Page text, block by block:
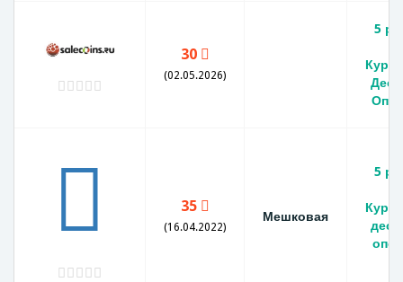
30
(02.05.2026)
5
35
(16.04.2022)
Мешковая
5